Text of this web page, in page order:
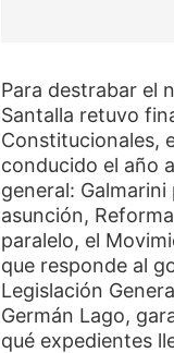
Para destrabar el
Santalla retuvo
Constitucionales,
conducido el año
general:
asunción,
paralelo, el
que responde al
Legislación
Germán Lago,
qué expedientes